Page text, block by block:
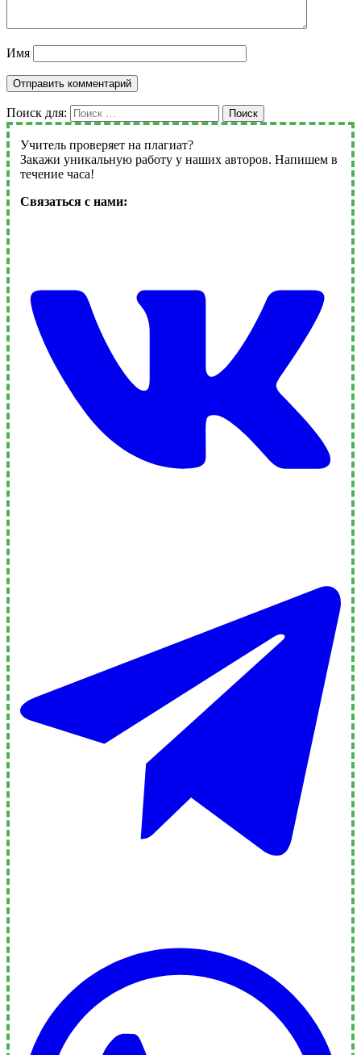
Имя
Поиск для: Поиск
Учитель проверяет на плагиат?
Закажи уникальную работу у наших авторов. Напишем в
течение часа!
Связаться с нами: